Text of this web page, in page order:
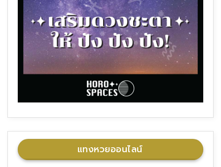
แทงหวยออนไลน์